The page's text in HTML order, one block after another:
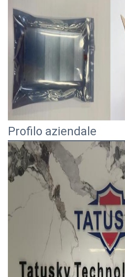
Profilo aziendale